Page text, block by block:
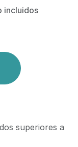
incluidos
superiores a